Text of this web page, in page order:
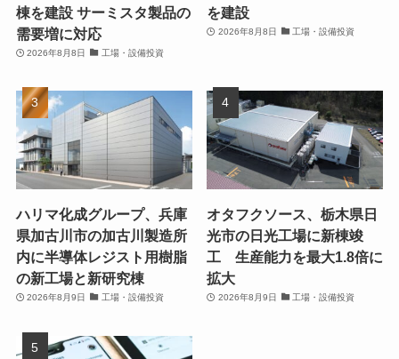
棟を建設 サーミスタ製品の
需要増に対応
2026年8月8日 工場・設備投資
を建設
2026年8月8日 工場・設備投資
ハリマ化成グループ、兵庫
県加古川市の加古川製造所
内に半導体レジスト用樹脂
の新工場と新研究棟
2026年8月9日 工場・設備投資
オタフクソース、栃木県日
光市の日光工場に新棟竣
工 生産能力を最大1.8倍に
拡大
2026年8月9日 工場・設備投資